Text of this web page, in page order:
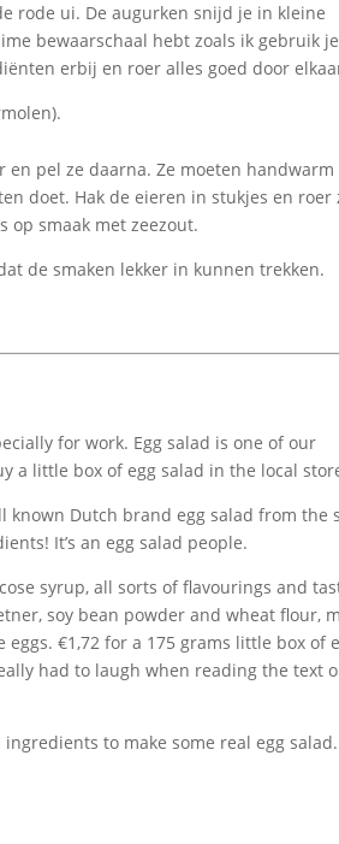
rode ui. De augurken snijd je in kleine
bewaarschaal hebt zoals ik gebruik
erbij en roer alles goed door
en pel ze daarna. Ze moeten handwarm
doet. Hak de eieren in stukjes en roer
op smaak met zeezout.
de smaken lekker in kunnen trekken.
for work. Egg salad is one of our
a little box of egg salad in the local
known Dutch brand egg salad from the
It’s an egg salad people.
syrup, all sorts of flavourings and
soy bean powder and wheat flour,
€1,72 for a 175 grams little box of
had to laugh when reading the text
ingredients to make some real egg salad.